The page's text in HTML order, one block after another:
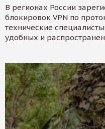
В регионах России
блокировок VPN по
технические
удобных и